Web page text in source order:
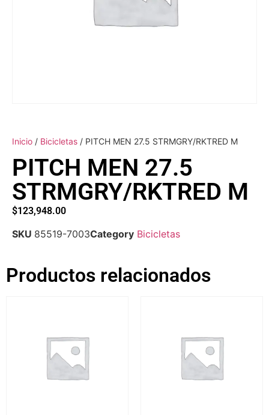
Inicio / Bicicletas / PITCH MEN 27.5 STRMGRY/RKTRED M
PITCH MEN 27.5
STRMGRY/RKTRED M
$123,948.00
SKU 85519-7003Category Bicicletas
Productos relacionados